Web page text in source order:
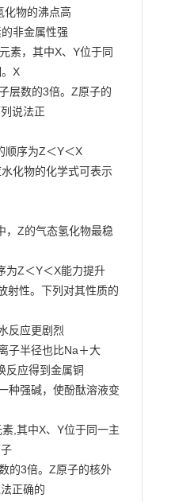
化物的沸点高
非金属性强
素，其中X、Y位于同
X
层数的3倍。Z原子的
说法正
顺序为Z＜Y＜X
化物的化学式可表示
，Z的气态氢化物最稳
为Z＜Y＜X能力提升
射性。下列对其性质的
反应更剧烈
子半径也比Na＋大
反应得到金属铜
种强碱，使酚酞溶液变
,其中X、Y位于同一主
的3倍。Z原子的核外
正确的